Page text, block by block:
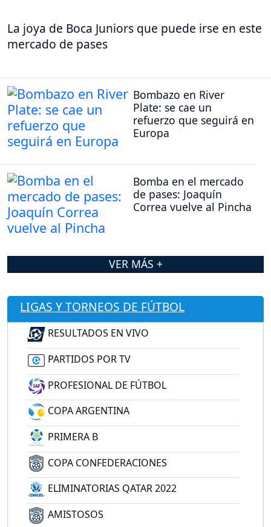
La joya de Boca Juniors que puede irse en este
mercado de pases
Bombazo en River
Plate: se cae un
refuerzo que seguirá en
Europa
Bomba en el mercado
de pases: Joaquín
Correa vuelve al Pincha
VER MÁS +
LIGAS Y TORNEOS DE FÚTBOL
RESULTADOS EN VIVO
PARTIDOS POR TV
PROFESIONAL DE FÚTBOL
COPA ARGENTINA
PRIMERA B
COPA CONFEDERACIONES
ELIMINATORIAS QATAR 2022
AMISTOSOS